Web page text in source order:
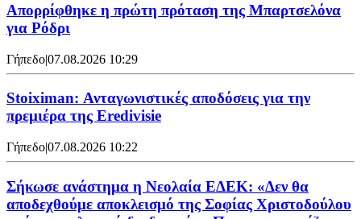
Απορρίφθηκε η πρώτη πρόταση της Μπαρτσελόνα
για Ρόδρι
Γήπεδο|07.08.2026 10:29
Stoiximan: Ανταγωνιστικές αποδόσεις για την
πρεμιέρα της Eredivisie
Γήπεδο|07.08.2026 10:22
Σήκωσε ανάστημα η Νεολαία ΕΔΕΚ: «Δεν θα
αποδεχθούμε αποκλεισμό της Σοφίας Χριστοδούλου